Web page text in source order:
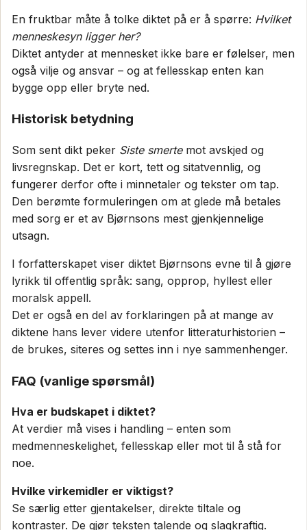
En fruktbar måte å tolke diktet på er å spørre: Hvilket
menneskesyn ligger her?
Diktet antyder at mennesket ikke bare er følelser, men
også vilje og ansvar – og at fellesskap enten kan
bygge opp eller bryte ned.
Historisk betydning
Som sent dikt peker Siste smertemot avskjed og
livsregnskap. Det er kort, tett og sitatvennlig, og
fungerer derfor ofte i minnetaler og tekster om tap.
Den berømte formuleringen om at glede må betales
med sorg er et av Bjørnsons mest gjenkjennelige
utsagn.
I forfatterskapet viser diktet Bjørnsons evne til å gjøre
lyrikk til offentlig språk: sang, opprop, hyllest eller
moralsk appell.
Det er også en del av forklaringen på at mange av
diktene hans lever videre utenfor litteraturhistorien –
de brukes, siteres og settes inn i nye sammenhenger.
FAQ (vanlige spørsmål)
Hva er budskapet i diktet?
At verdier må vises i handling – enten som
medmenneskelighet, fellesskap eller mot til å stå for
noe.
Hvilke virkemidler er viktigst?
Se særlig etter gjentakelser, direkte tiltale og
kontraster. De gjør teksten talende og slagkraftig.